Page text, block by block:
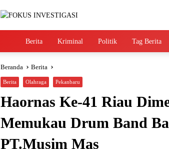
HomeBerita Kriminal Politik Tag Berita
Beranda Berita
Berita Olahraga Pekanbaru
Haornas Ke-41 Riau
Memukau Drum Band
PT.Musim Mas